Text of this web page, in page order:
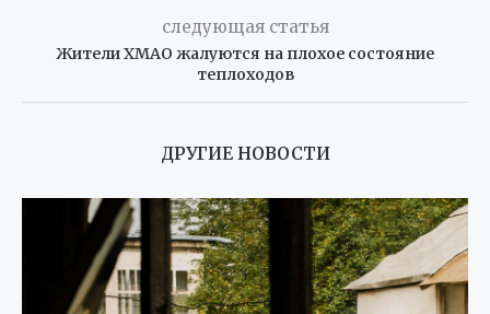
следующая статья
Жители ХМАО жалуются на плохое состояние
теплоходов
ДРУГИЕ НОВОСТИ